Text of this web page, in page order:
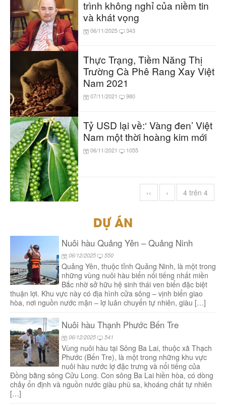
trình không nghỉ của niềm tin
và khát vọng
06/11/2025 343
Thực Trạng, Tiềm Năng Thị
Trường Cà Phê Rang Xay Việt
Nam 2021
07/11/2021 980
Tỷ USD lại về:‘ Vàng đen’ Việt
Nam một thời hoàng kim mới
06/11/2021 1055
‹‹ ‹ 4 trên 4
DỰ ÁN
Nuôi hàu Quảng Yên – Quảng Ninh
06/12/2025 550
Quảng Yên, thuộc tỉnh Quảng Ninh, là một trong
những vùng nuôi hàu biển nổi tiếng nhất miền
Bắc nhờ sở hữu hệ sinh thái ven biển đặc biệt
thuận lợi. Khu vực này có địa hình cửa sông – vịnh biển giao
hòa, nơi nguồn nước mặn – lợ luân chuyển tự nhiên, giàu […]
Nuôi hàu Thạnh Phước Bến Tre
06/12/2025 541
Vùng nuôi hàu tại Sông Ba Lai, thuộc xã Thạch
Phước (Bến Tre), là một trong những khu vực
nuôi hàu nước lợ đặc trưng và nổi tiếng của
Đồng bằng sông Cửu Long. Con sông Ba Lai hiền hòa, có dòng
chảy ổn định và nguồn nước giàu phù sa, khoáng chất tự nhiên
[…]